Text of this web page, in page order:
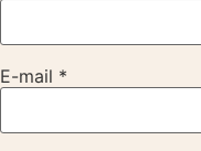
E-mail *